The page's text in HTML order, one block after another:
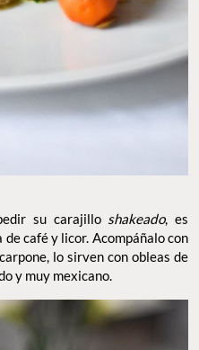
su carajillo shakeado, es
café y licor. Acompáñalo con
lo sirven con obleas de
y muy mexicano.